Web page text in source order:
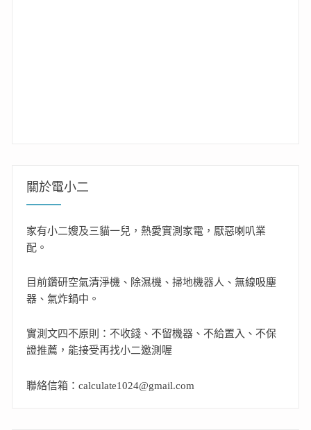
關於電小二
家有小二嫂及三貓一兒，熱愛實測家電，厭惡喇叭業
配。
目前鑽研空氣清淨機、除濕機、掃地機器人、無線吸塵
器、氣炸鍋中。
實測文四不原則：不收錢、不留機器、不給置入、不保
證推薦，能接受再找小二邀測喔
聯絡信箱：calculate1024@gmail.com